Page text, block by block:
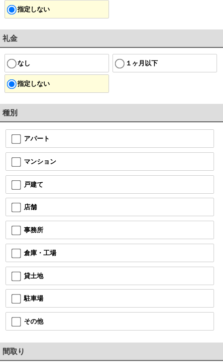
指定しない
礼金
なし １ヶ月以下
指定しない
種別
アパート
マンション
戸建て
店舗
事務所
倉庫・工場
貸土地
駐車場
その他
間取り